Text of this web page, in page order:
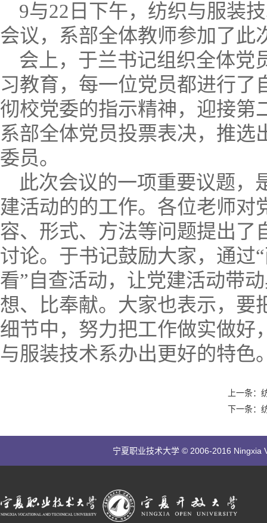
9与22日下午，纺织与服装
会议，系部全体教师参加了此
会上，于兰书记组织全体党
习教育，每一位党员都进行了
彻校党委的指示精神，迎接第
系部全体党员投票表决，推选
委员。
此次会议的一项重要议题，
建活动的的工作。各位老师对
容、形式、方法等问题提出了
讨论。于书记鼓励大家，通过
看”自查活动，让党建活动带
想、比奉献。大家也表示，要
细节中，努力把工作做实做好
与服装技术系办出更好的特色
上一条：
下一条：
宁夏职业技术大学 © 2006-2016 Ningxia